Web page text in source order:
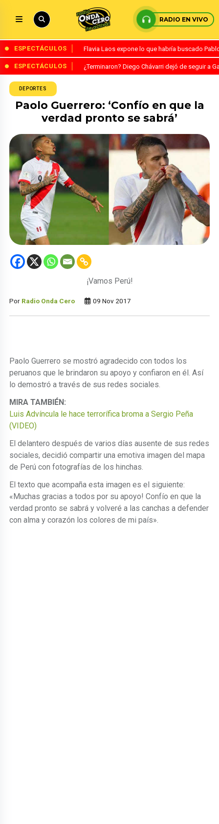
RADIO EN VIVO
ESPECTÁCULOS Flavia Laos expone lo que habría buscado
ESPECTÁCULOS ¿Terminaron? Diego Chávarri dejó de seguir a
DEPORTES
Paolo Guerrero: ‘Confío en que la
verdad pronto se sabrá’
¡Vamos Perú!
Por Radio Onda Cero 09 Nov 2017
Paolo Guerrero se mostró agradecido con todos los
peruanos que le brindaron su apoyo y confiaron en él. Así
lo demostró a través de sus redes sociales.
MIRA TAMBIÉN:
Luis Advíncula le hace terrorífica broma a Sergio Peña
(VIDEO)
El delantero después de varios días ausente de sus redes
sociales, decidió compartir una emotiva imagen del mapa
de Perú con fotografías de los hinchas.
El texto que acompaña esta imagen es el siguiente:
«Muchas gracias a todos por su apoyo! Confío en que la
verdad pronto se sabrá y volveré a las canchas a defender
con alma y corazón los colores de mi país».